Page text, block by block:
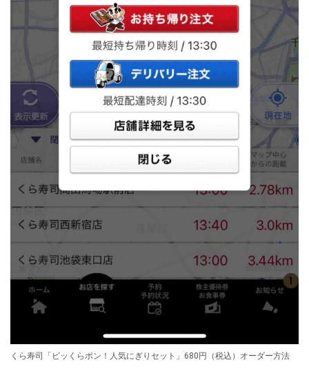
くら寿司「ビッくらポン！人気にぎりセット」680円（税込）オーダー方法